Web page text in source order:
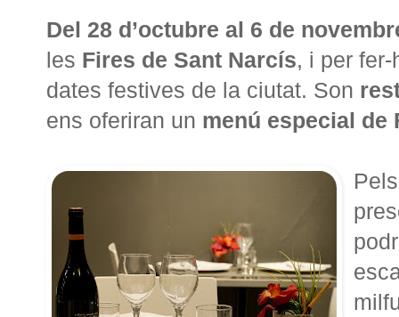
Del 28 d’octubre al 6 de
les Fires de Sant Narcís, i per
dates festives de la ciutat. Son
ens oferiran un menú especial de